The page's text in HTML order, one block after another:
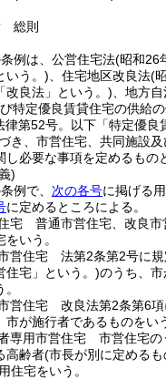
総則
例は、公営住宅法(昭和26
いう。) 、住宅地区改良法(
改良法」という。) 、地方
特定優良賃貸住宅の供給
律第52号。以下「特定優良
き、市営住宅、共同施設
し必要な事項を定めるもの
)
例で、 次の各号に掲げる
に定めるところによる。
宅 普通市営住宅、改良市
いう。
営住宅 法第2条第2号に規
住宅」という。)のうち、
営住宅 改良法第2条第6項
市が施行者であるものをい
専用市営住宅 市営住宅の
高齢者(市長が別に定める
住宅をいう。